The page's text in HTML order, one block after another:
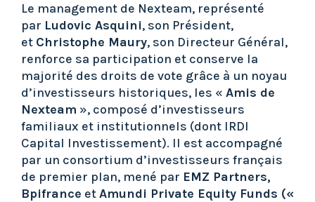
Le management de Nexteam, représenté
par Ludovic Asquini, son Président,
et Christophe Maury, son Directeur Général,
renforce sa participation et conserve la
majorité des droits de vote grâce à un noyau
d’investisseurs historiques, les « Amis de
Nexteam », composé d’investisseurs
familiaux et institutionnels (dont IRDI
Capital Investissement). Il est accompagné
par un consortium d’investisseurs français
de premier plan, mené par EMZ Partners,
Bpifrance etAmundi Private Equity Funds («